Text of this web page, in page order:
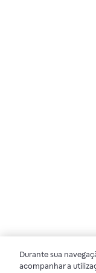
Durante sua
acompanhar a